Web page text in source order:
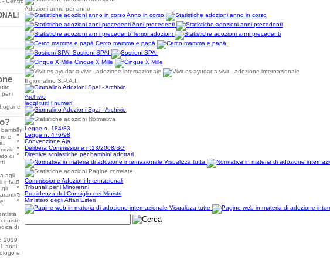
per i
e
e
di
agli
infatti
gli
di
2019
anni.
e
Adozioni anno per anno
Anno in corso
Anni precedenti
Tempi adozioni
Cerco mamma e papà
Sostieni SPAI
Cinque X Mille
Il giornalino S.P.A.I.
Archivio
leggi tutti i numeri
Normativa
Legge n. 184/83
Legge n. 476/98
Convenzione Aja
Delibera Commissione n.13/2008/SG
Direttive scolastiche per bambini adottati
Visualizza tutta
Pagine correlate
Commissione Adozioni Internazionali
Tribunali per i Minorenni
Presidenza del Consiglio dei Ministri
Ministero degli Affari Esteri
Visualizza tutte